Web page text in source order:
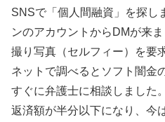
SNSで「個人間融資」を探し
ンのアカウントからDMが来
撮り写真（セルフィー）を要
ネットで調べるとソフト闇金
すぐに弁護士に相談しました
返済額が半分以下になり、今